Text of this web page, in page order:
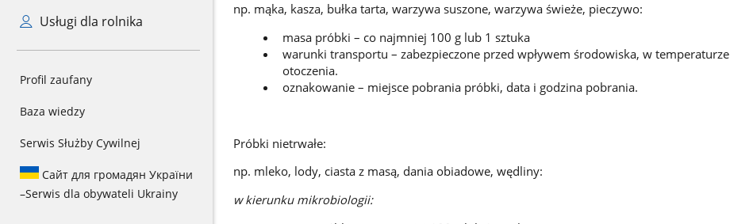
Usługi dla rolnika
Profil zaufany
Baza wiedzy
Serwis Służby Cywilnej
Сайт для громадян України
–Serwis dla obywateli Ukrainy
np. mąka, kasza, bułka tarta, warzywa suszone, warzywa świeże, pieczywo:
masa próbki – co najmniej 100 g lub 1 sztuka
warunki transportu – zabezpieczone przed wpływem środowiska, w temperaturze
otoczenia.
oznakowanie – miejsce pobrania próbki, data i godzina pobrania.
Próbki nietrwałe:
np. mleko, lody, ciasta z masą, dania obiadowe, wędliny:
w kierunku mikrobiologii: